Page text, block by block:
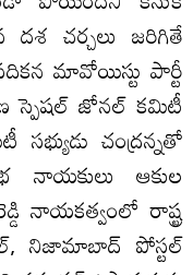
చర్చలు జరిగితే
మావోయిస్టు పార్టీ
స్పెషల్‌ జోనల్‌ కమిటీ
చంద్రన్నతో
నాయకులు ఆకుల
నాయకత్వంలో రాష్ట్ర
నిజామాబాద్‌ పోస్టల్‌